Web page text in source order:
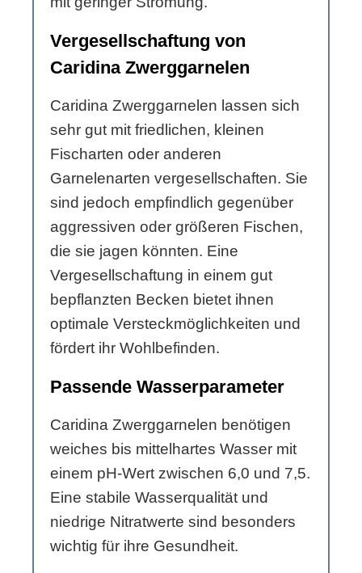
Vergesellschaftung von
Caridina Zwerggarnelen
Caridina Zwerggarnelen lassen sich
sehr gut mit friedlichen, kleinen
Fischarten oder anderen
Garnelenarten vergesellschaften. Sie
sind jedoch empfindlich gegenüber
aggressiven oder größeren Fischen,
die sie jagen könnten. Eine
Vergesellschaftung in einem gut
bepflanzten Becken bietet ihnen
optimale Versteckmöglichkeiten und
fördert ihr Wohlbefinden.
Passende Wasserparameter
Caridina Zwerggarnelen benötigen
weiches bis mittelhartes Wasser mit
einem pH-Wert zwischen 6,0 und 7,5.
Eine stabile Wasserqualität und
niedrige Nitratwerte sind besonders
wichtig für ihre Gesundheit.